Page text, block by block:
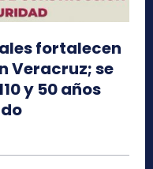
fortalecen
Veracruz; se
y 50 años